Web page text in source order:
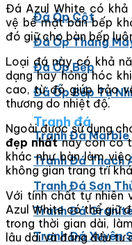
Đá Ốp Cột
Đá Ốp Thang
Đá Ốp Bếp
Đá Ốp Bếp Tự
Tranh đá
Tranh Đá
Tranh Đá Thạch
Tranh Đá Sơn
Tranh Đá
Tranh Đá Xuyên
Đá Azul White có
vệ bề mặt bàn bếp
đó giữ cho bàn bếp
Loại đá này có khả
dạng hay hỏng hóc
cao, từ đó giúp bảo
thương do nhiệt độ.
Ngoài được sử dụng
đẹp nhấtnày còn có
khác như bàn làm
không gian trang trí
Với tính chất tự nhiên
Azul White có thể giữ
trong thời gian dài,
lâu dài và đáng đầu tư